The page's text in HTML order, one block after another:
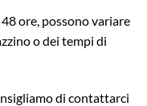
ore, possono variare
o dei tempi di
di contattarci